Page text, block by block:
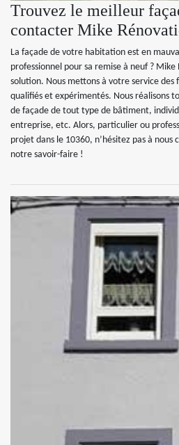
Trouvez le meilleur
contacter Mike
La façade de votre habitation est en
professionnel pour sa remise à neuf ?
solution. Nous mettons à votre service des
qualifiés et expérimentés. Nous réalisons
de façade de tout type de bâtiment,
entreprise, etc. Alors, particulier ou
projet dans le 10360, n’hésitez pas à
notre savoir-faire !